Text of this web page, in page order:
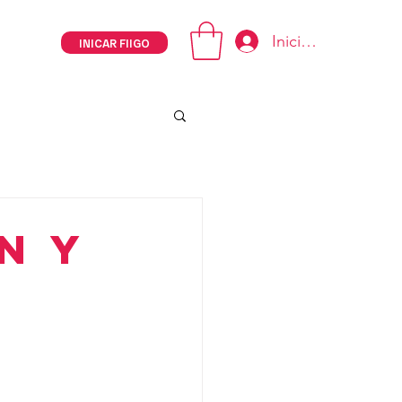
INICAR FIIGO Iniciar sesión
y